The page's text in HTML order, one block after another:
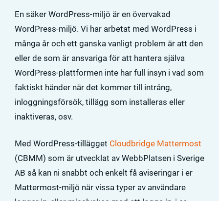
En säker WordPress-miljö är en övervakad
WordPress-miljö. Vi har arbetat med WordPress i
många år och ett ganska vanligt problem är att den
eller de som är ansvariga för att hantera själva
WordPress-plattformen inte har full insyn i vad som
faktiskt händer när det kommer till intrång,
inloggningsförsök, tillägg som installeras eller
inaktiveras, osv.
Med WordPress-tillägget Cloudbridge Mattermost
(CBMM) som är utvecklat av WebbPlatsen i Sverige
AB så kan ni snabbt och enkelt få aviseringar i er
Mattermost-miljö när vissa typer av användare